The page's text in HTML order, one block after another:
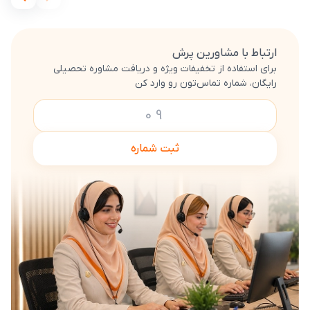
ارتباط با مشاورین پرش
برای استفاده از تخفیفات ویژه و دریافت مشاوره تحصیلی
رایگان، شماره تماس‌تون رو وارد کن
ثبت شماره